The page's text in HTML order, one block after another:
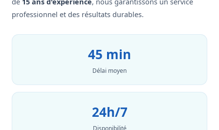
professionnel et des résultats durables.
45 min
Délai moyen
24h/7
Disponibilité